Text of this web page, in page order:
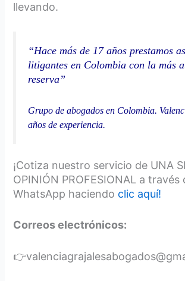
llevando.
“Hace más de 17 años prestamos
litigantes en Colombia con la más
reserva”
Grupo de abogados en Colombia.
años de experiencia.
¡Cotiza nuestro servicio de UNA
OPINIÓN PROFESIONAL a través
WhatsApp haciendo clic aquí!
Correos electrónicos: